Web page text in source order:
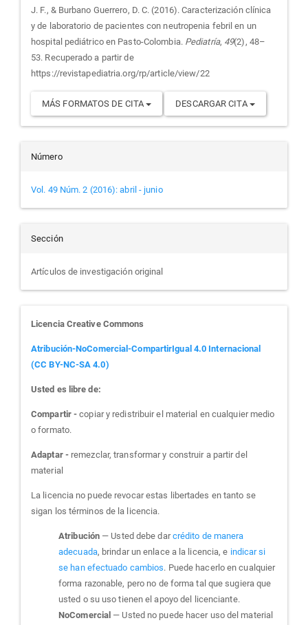
artículo
J. F., & Burbano Guerrero, D. C. (2016). Caracterización clínica
y de laboratorio de pacientes con neutropenia febril en un
hospital pediátrico en Pasto-Colombia. Pediatría, 49(2), 48–
53. Recuperado a partir de
https://revistapediatria.org/rp/article/view/22
MÁS FORMATOS DE CITA DESCARGAR CITA
Número
Vol. 49 Núm. 2 (2016): abril - junio
Sección
Artículos de investigación original
Licencia Creative Commons
Atribución-NoComercial-CompartirIgual 4.0 Internacional
(CC BY-NC-SA 4.0)
Usted es libre de:
Compartir -copiar y redistribuir el material en cualquier medio
o formato.
Adaptar -remezclar, transformar y construir a partir del
material
La licencia no puede revocar estas libertades en tanto se
sigan los términos de la licencia.
Atribución — Usted debe darcrédito de manera
adecuada, brindar un enlace a la licencia, e indicar si
se han efectuado cambios. Puede hacerlo en cualquier
forma razonable, pero no de forma tal que sugiera que
usted o su uso tienen el apoyo del licenciante.
NoComercial — Usted no puede hacer uso del material